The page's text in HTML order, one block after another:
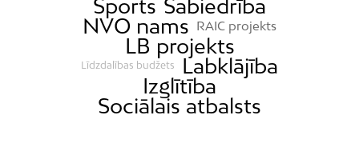
Sports Sabiedrība
NVO nams
RAIC projekts
LB projekts
Līdzdalības budžets
Labklājība
Izglītība
Sociālais atbalsts